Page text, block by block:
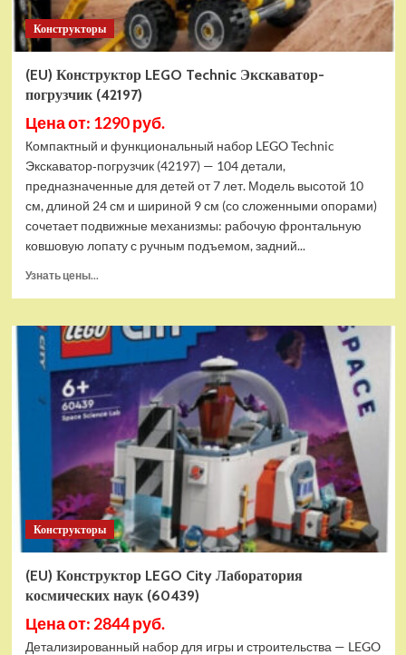
Конструкторы
(EU) Конструктор LEGO Technic Экскаватор-
погрузчик (42197)
Цена от: 1290 руб.
Компактный и функциональный набор LEGO Technic
Экскаватор‑погрузчик (42197) — 104 детали,
предназначенные для детей от 7 лет. Модель высотой 10
см, длиной 24 см и шириной 9 см (со сложенными опорами)
сочетает подвижные механизмы: рабочую фронтальную
ковшовую лопату с ручным подъемом, задний...
Узнать цены...
(EU)
Конструктор
LEGO
Technic
Экскаватор-
погрузчик
(42197)
Конструкторы
(EU) Конструктор LEGO City Лаборатория
космических наук (60439)
Цена от: 2844 руб.
Детализированный набор для игры и строительства — LEGO